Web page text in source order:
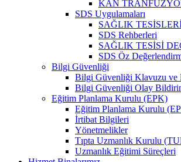
KAN
SDS Uygulamaları
SAĞLIK
SDS Rehberleri
SAĞLIK TESİSİ
SDS Öz
Bilgi Güvenliği
Bilgi Güvenliği Klavuzu ve
Bilgi Güvenliği Olay
Eğitim Planlama Kurulu (EPK)
Eğitim Planlama Kurulu
İrtibat Bilgileri
Yönetmelikler
Tıpta Uzmanlık Kurulu
Uzmanlık Eğitimi Süreçleri